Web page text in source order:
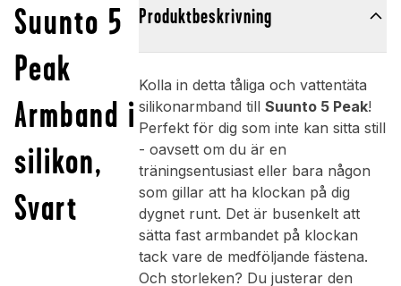
Suunto 5
Peak
Armband i
silikon,
Svart
Produktbeskrivning
Kolla in detta tåliga och vattentäta
silikonarmband till Suunto 5 Peak!
Perfekt för dig som inte kan sitta still
- oavsett om du är en
träningsentusiast eller bara någon
som gillar att ha klockan på dig
dygnet runt. Det är busenkelt att
sätta fast armbandet på klockan
tack vare de medföljande fästena.
Och storleken? Du justerar den